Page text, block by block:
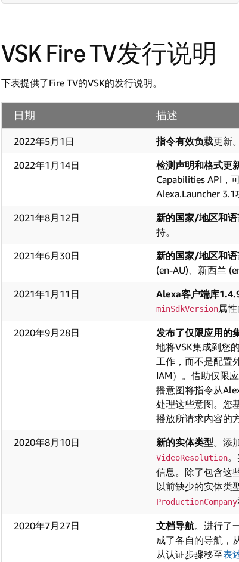
VSK Fire TV发行说明
下表提供了Fire TV的VSK的发行说明。
日期 描述
2022年5月1日 指令有效负载更新
2022年1月14日
检测声明和格式更
Capabilities API，
Alexa.Launcher 3.1
2021年8月12日
新的国家/地区和
持。
2021年6月30日
新的国家/地区和
(en-AU)、新西兰
2021年1月11日
Alexa客户端库
minSdkVersion属
2020年9月28日 发布了仅限应用的
地将VSK集成到您
工作，而不是配置
IAM）。借助仅限
播意图将指令从
处理这些意图。您
播放所请求内容的
2020年8月10日
新的实体类型。添
VideoResolution
信息。除了包含这
以前缺少的实体类
ProductionCompany
2020年7月27日 文档导航。进行了
成了各自的导航，
从认证步骤移至表